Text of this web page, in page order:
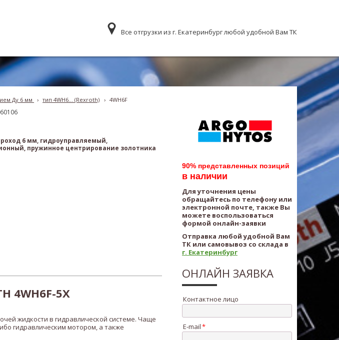
Все отгрузки из г. Екатеринбург любой удобной Вам ТК
Ду 6 мм › тип 4WH6... (Rexroth) › 4WH6F
6 мм, гидроуправляемый,
пружинное центрирование золотника
4WH6F-5X
жидкости в гидравлической системе. Чаще
гидравлическим мотором, а также
90% представленных позиций
в наличии
Для уточнения цены
обращайтесь по телефону или
электронной почте, также Вы
можете воспользоваться
формой онлайн-заявки
Отправка любой удобной Вам
ТК или самовывоз со склада в
г. Екатеринбург
ОНЛАЙН ЗАЯВКА
Контактное лицо
E-mail